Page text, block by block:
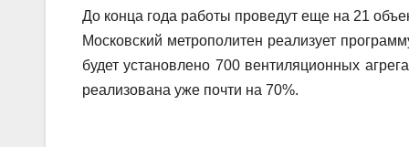
До конца года работы проведут еще на 21
Московский метрополитен реализует
будет установлено 700 вентиляционных
реализована уже почти на 70%.